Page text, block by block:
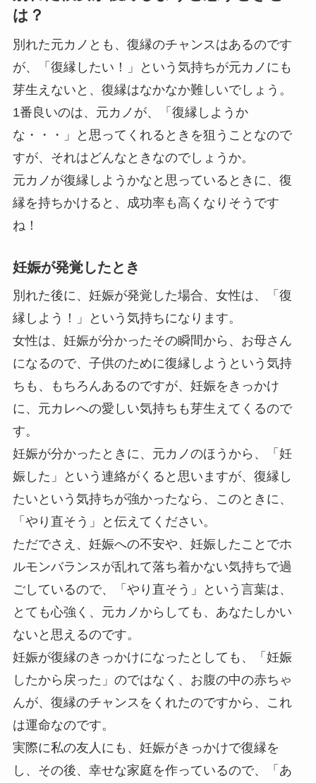
は？
別れた元カノとも、復縁のチャンスはあるのです
が、「復縁したい！」という気持ちが元カノにも
芽生えないと、復縁はなかなか難しいでしょう。
1番良いのは、元カノが、「復縁しようか
な・・・」と思ってくれるときを狙うことなので
すが、それはどんなときなのでしょうか。
元カノが復縁しようかなと思っているときに、復
縁を持ちかけると、成功率も高くなりそうです
ね！
妊娠が発覚したとき
別れた後に、妊娠が発覚した場合、女性は、「復
縁しよう！」という気持ちになります。
女性は、妊娠が分かったその瞬間から、お母さん
になるので、子供のために復縁しようという気持
ちも、もちろんあるのですが、妊娠をきっかけ
に、元カレへの愛しい気持ちも芽生えてくるので
す。
妊娠が分かったときに、元カノのほうから、「妊
娠した」という連絡がくると思いますが、復縁し
たいという気持ちが強かったなら、このときに、
「やり直そう」と伝えてください。
ただでさえ、妊娠への不安や、妊娠したことでホ
ルモンバランスが乱れて落ち着かない気持ちで過
ごしているので、「やり直そう」という言葉は、
とても心強く、元カノからしても、あなたしかい
ないと思えるのです。
妊娠が復縁のきっかけになったとしても、「妊娠
したから戻った」のではなく、お腹の中の赤ちゃ
んが、復縁のチャンスをくれたのですから、これ
は運命なのです。
実際に私の友人にも、妊娠がきっかけで復縁を
し、その後、幸せな家庭を作っているので、「あ